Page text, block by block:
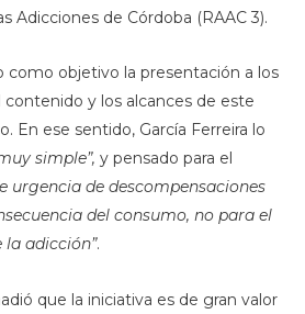
Adicciones de Córdoba (RAAC 3).
como objetivo la presentación a los
contenido y los alcances de este
En ese sentido, García Ferreira lo
simple”, y pensado para el
urgencia de descompensaciones
del consumo, no para el
adicción”.
que la iniciativa es de gran valor